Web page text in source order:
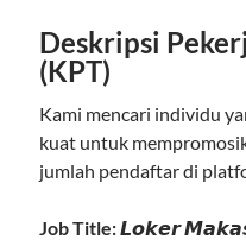
Deskripsi
(KPT)
Kami mencari individu
kuat untuk
jumlah pendaftar di
Job Title:𝙇𝙤𝙠𝙚𝙧